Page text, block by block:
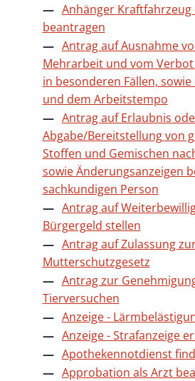
Anhänger Kraftfahrzeug
beantragen
Antrag auf Ausnahme
Mehrarbeit und vom
in besonderen Fällen,
und dem Arbeitstempo
Antrag auf Erlaubnis
Abgabe/Bereitstellung von
Stoffen und Gemischen
sowie Änderungsanzeigen
sachkundigen Person
Antrag auf
Bürgergeld stellen
Antrag auf Zulassung
Mutterschutzgesetz
Antrag zur
Tierversuchen
Anzeige -
Anzeige - Strafanzeige
Apothekennotdienst
Approbation als Arzt